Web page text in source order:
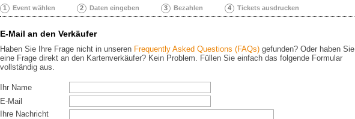
1 Event wählen 2 Daten eingeben 3 Bezahlen 4 Tickets ausdrucken
E-Mail an den Verkäufer
Haben Sie Ihre Frage nicht in unseren Frequently Asked Questions (FAQs) gefunden? Oder haben Sie
eine Frage direkt an den Kartenverkäufer? Kein Problem. Füllen Sie einfach das folgende Formular
vollständig aus.
Ihr Name
E-Mail
Ihre Nachricht